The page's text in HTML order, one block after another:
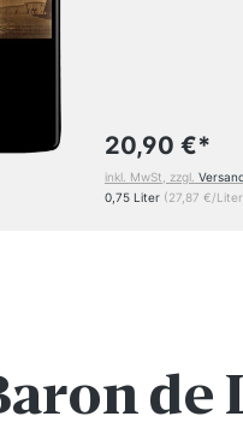
20,90 €*
inkl. MwSt, zzgl.
0,75 Liter (27,87 €/
de